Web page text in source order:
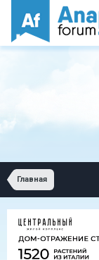
Главная